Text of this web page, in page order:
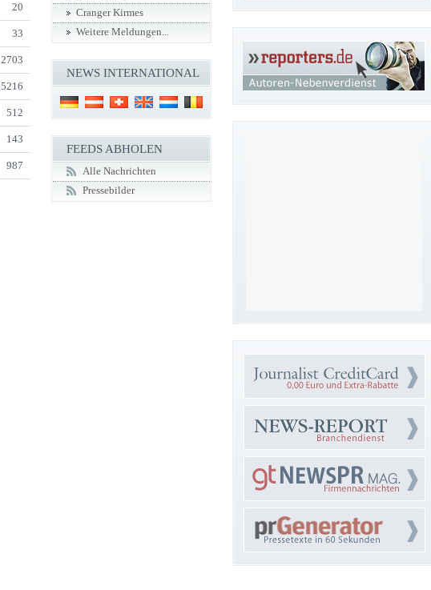
20
33
2703
512
143
987
Cranger Kirmes
Weitere Meldungen...
NEWS INTERNATIONAL
FEEDS ABHOLEN
Alle Nachrichten
Pressebilder